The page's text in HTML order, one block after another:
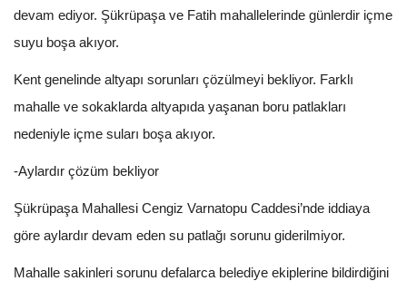
devam ediyor. Şükrüpaşa ve Fatih mahallelerinde günlerdir içme
suyu boşa akıyor.
Kent genelinde altyapı sorunları çözülmeyi bekliyor. Farklı
mahalle ve sokaklarda altyapıda yaşanan boru patlakları
nedeniyle içme suları boşa akıyor.
-Aylardır çözüm bekliyor
Şükrüpaşa Mahallesi Cengiz Varnatopu Caddesi’nde iddiaya
göre aylardır devam eden su patlağı sorunu giderilmiyor.
Mahalle sakinleri sorunu defalarca belediye ekiplerine bildirdiğini